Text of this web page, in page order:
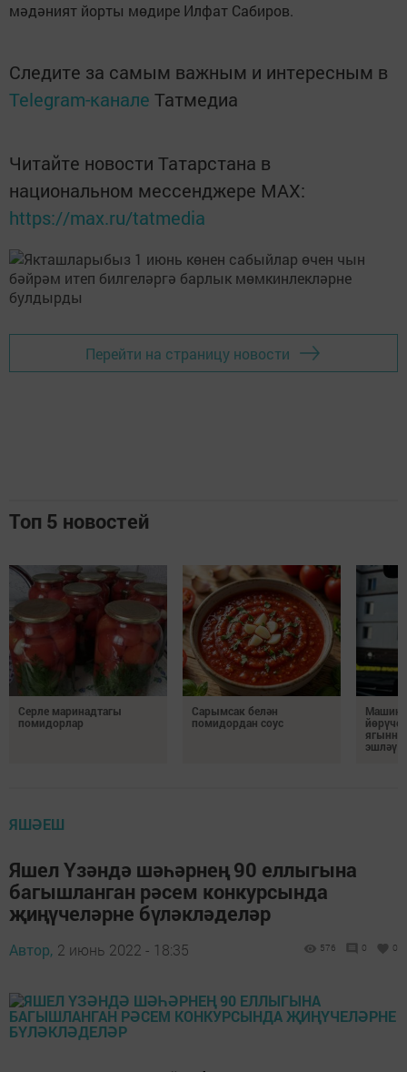
мәдәният йорты мөдире Илфат Сабиров.
Следите за самым важным и интересным в
Telegram-канале Татмедиа
Читайте новости Татарстана в
национальном мессенджере MАХ:
https://max.ru/tatmedia
Перейти на страницу новости
Топ 5 новостей
Серле маринадтагы
помидорлар
Сарымсак белән
помидордан соус
эшләү
ЯШӘЕШ
Яшел Үзәндә шәһәрнең 90 еллыгына
багышланган рәсем конкурсында
җиңүчеләрне бүләкләделәр
Автор, 2 июнь 2022 - 18:35 576 0 0